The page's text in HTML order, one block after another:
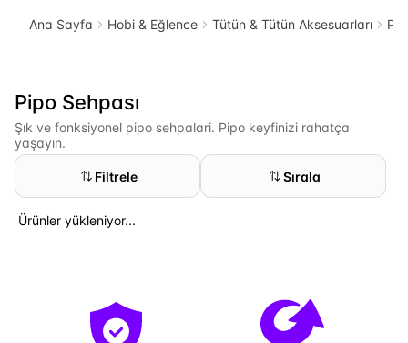
Ana Sayfa Hobi & Eğlence Tütün & Tütün Aksesuarları
Pipo Sehpası
Şık ve fonksiyonel pipo sehpalari. Pipo keyfinizi rahatça
yaşayın.
Filtrele Sırala
Ürünler yükleniyor...